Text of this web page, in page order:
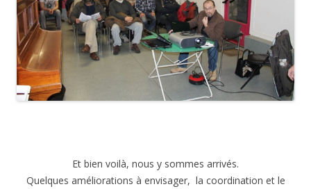
Et bien voilà, nous y sommes arrivés.
Quelques améliorations à envisager, la coordination et le